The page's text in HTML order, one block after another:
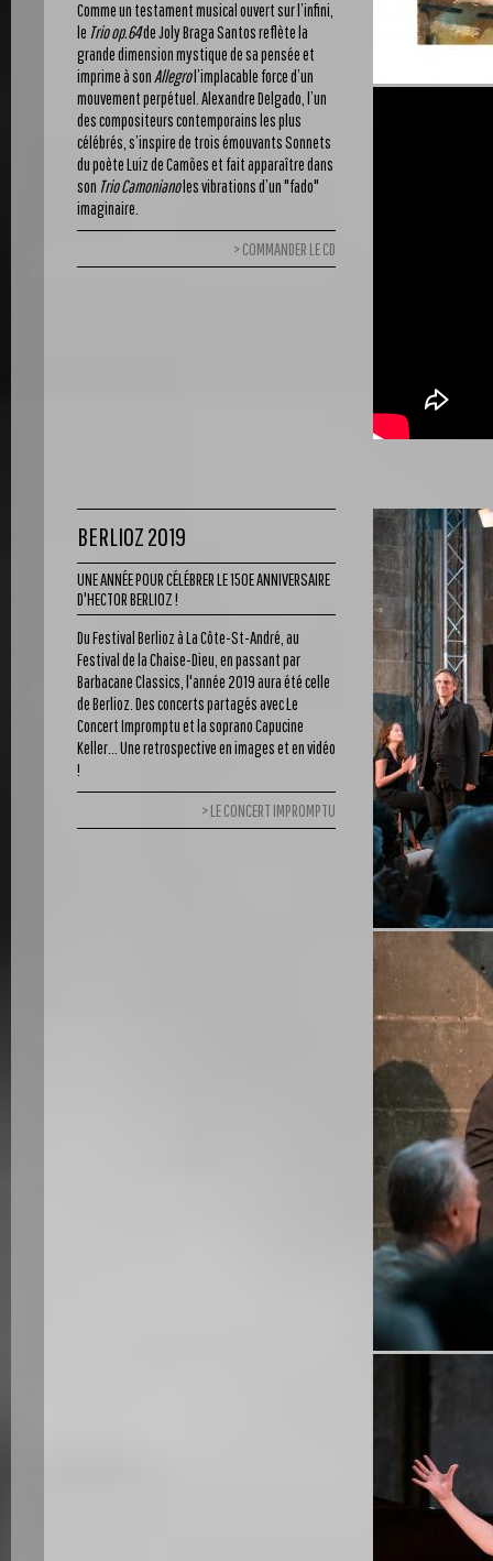
Comme un testament musical ouvert sur l’infini,
le Trio op.64de Joly Braga Santos reflète la
grande dimension mystique de sa pensée et
imprime à son Allegrol’implacable force d’un
mouvement perpétuel. Alexandre Delgado, l’un
des compositeurs contemporains les plus
célébrés, s’inspire de trois émouvants Sonnets
du poète Luiz de Camões et fait apparaître dans
son Trio Camonianoles vibrations d’un "fado"
imaginaire.
COMMANDER LE CD
BERLIOZ 2019
UNE ANNÉE POUR CÉLÉBRER LE 150E ANNIVERSAIRE
D'HECTOR BERLIOZ !
Du Festival Berlioz à La Côte-St-André, au
Festival de la Chaise-Dieu, en passant par
Barbacane Classics, l'année 2019 aura été celle
de Berlioz. Des concerts partagés avec Le
Concert Impromptu et la soprano Capucine
Keller... Une retrospective en images et en vidéo
!
LE CONCERT IMPROMPTU